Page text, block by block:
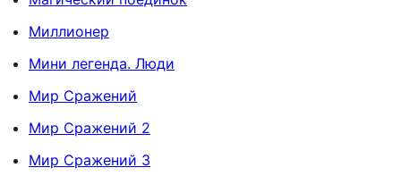
Миллионер
Мини легенда. Люди
Мир Сражений
Мир Сражений 2
Мир Сражений 3